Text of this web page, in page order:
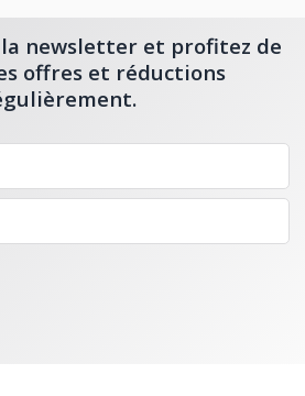
la newsletter et profitez de
offres et réductions